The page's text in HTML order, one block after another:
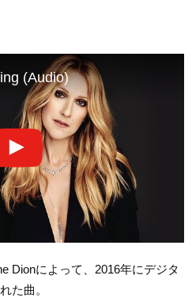
(Audio)
Dionによって、2016年にデジタ
た曲。